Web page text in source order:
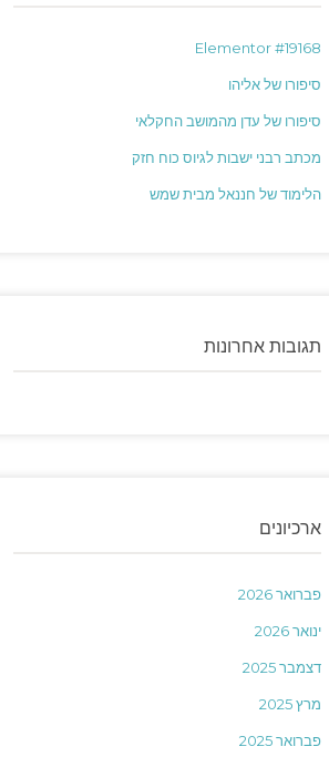
Elementor #19168
סיפורו של אליהו
סיפורו של עדן מהמושב החקלאי
מכתב רבני ישבות לגיוס כוח חזק
הלימוד של חננאל מבית שמש
תגובות אחרונות
ארכיונים
פברואר 2026
ינואר 2026
דצמבר 2025
מרץ 2025
פברואר 2025